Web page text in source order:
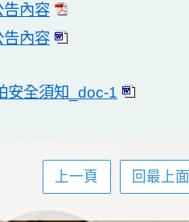
告內容
告內容
安全須知_doc-1
上一頁 回最上面